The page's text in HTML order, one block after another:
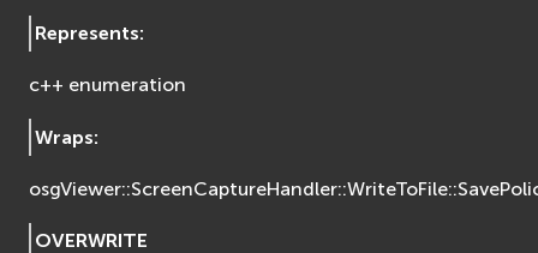
evxml
EVosgAV
EVosgGA
Represents:
c++ enumeration
Wraps:
OVERWRITE